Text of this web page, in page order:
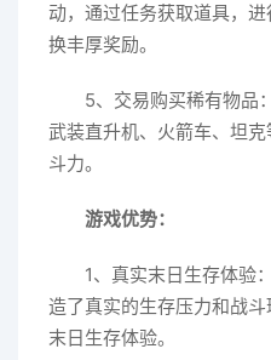
动，通过任务获取道具，
换丰厚奖励。
5、交易购买稀有物品
武装直升机、火箭车、坦
斗力。
游戏优势：
1、真实末日生存体验
造了真实的生存压力和战
末日生存体验。